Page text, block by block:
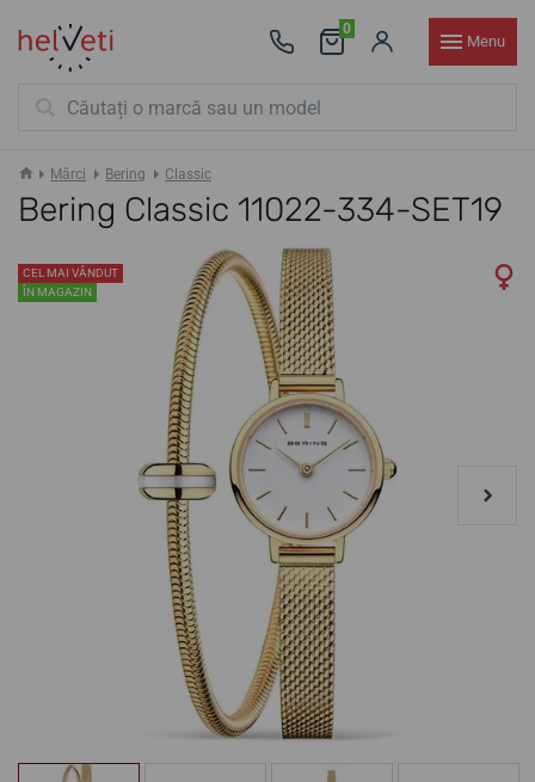
0
Menu
Mărci Bering Classic
Bering Classic 11022-334-SET19
CEL MAI VÂNDUT
ÎN MAGAZIN